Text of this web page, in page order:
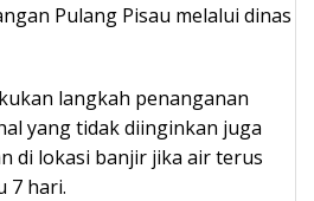
Pulang Pisau melalui dinas
langkah penanganan
yang tidak diinginkan juga
di lokasi banjir jika air terus
7 hari.